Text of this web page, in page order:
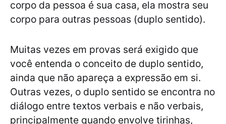
corpo da pessoa é sua casa, ela mostra seu
corpo para outras pessoas (duplo sentido).
Muitas vezes em provas será exigido que
você entenda o conceito de duplo sentido,
ainda que não apareça a expressão em si.
Outras vezes, o duplo sentido se encontra no
diálogo entre textos verbais e não verbais,
principalmente quando envolve tirinhas,